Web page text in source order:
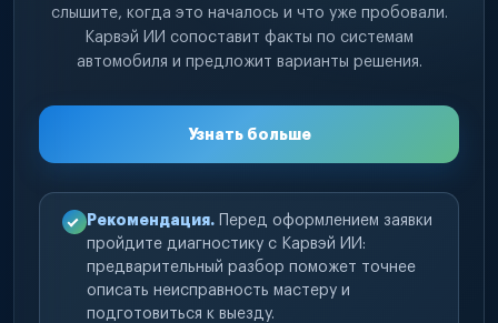
слышите, когда это началось и что уже пробовали.
Карвэй ИИ сопоставит факты по системам
автомобиля и предложит варианты решения.
Узнать больше
Рекомендация. Перед оформлением заявки
пройдите диагностику с Карвэй ИИ:
предварительный разбор поможет точнее
описать неисправность мастеру и
подготовиться к выезду.